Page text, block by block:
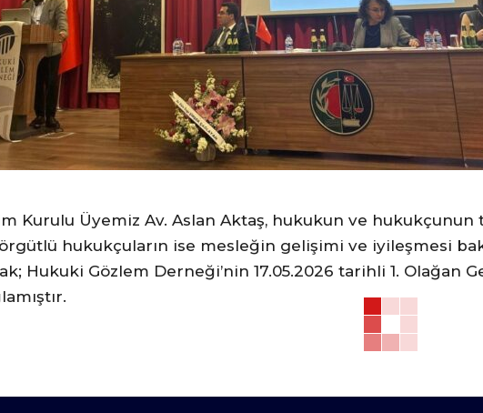
Üyemiz Av. Aslan Aktaş, hukukun ve hukukçunun
hukukçuların ise mesleğin gelişimi ve iyileşmesi
Hukuki Gözlem Derneği’nin 17.05.2026 tarihli 1. Olağan